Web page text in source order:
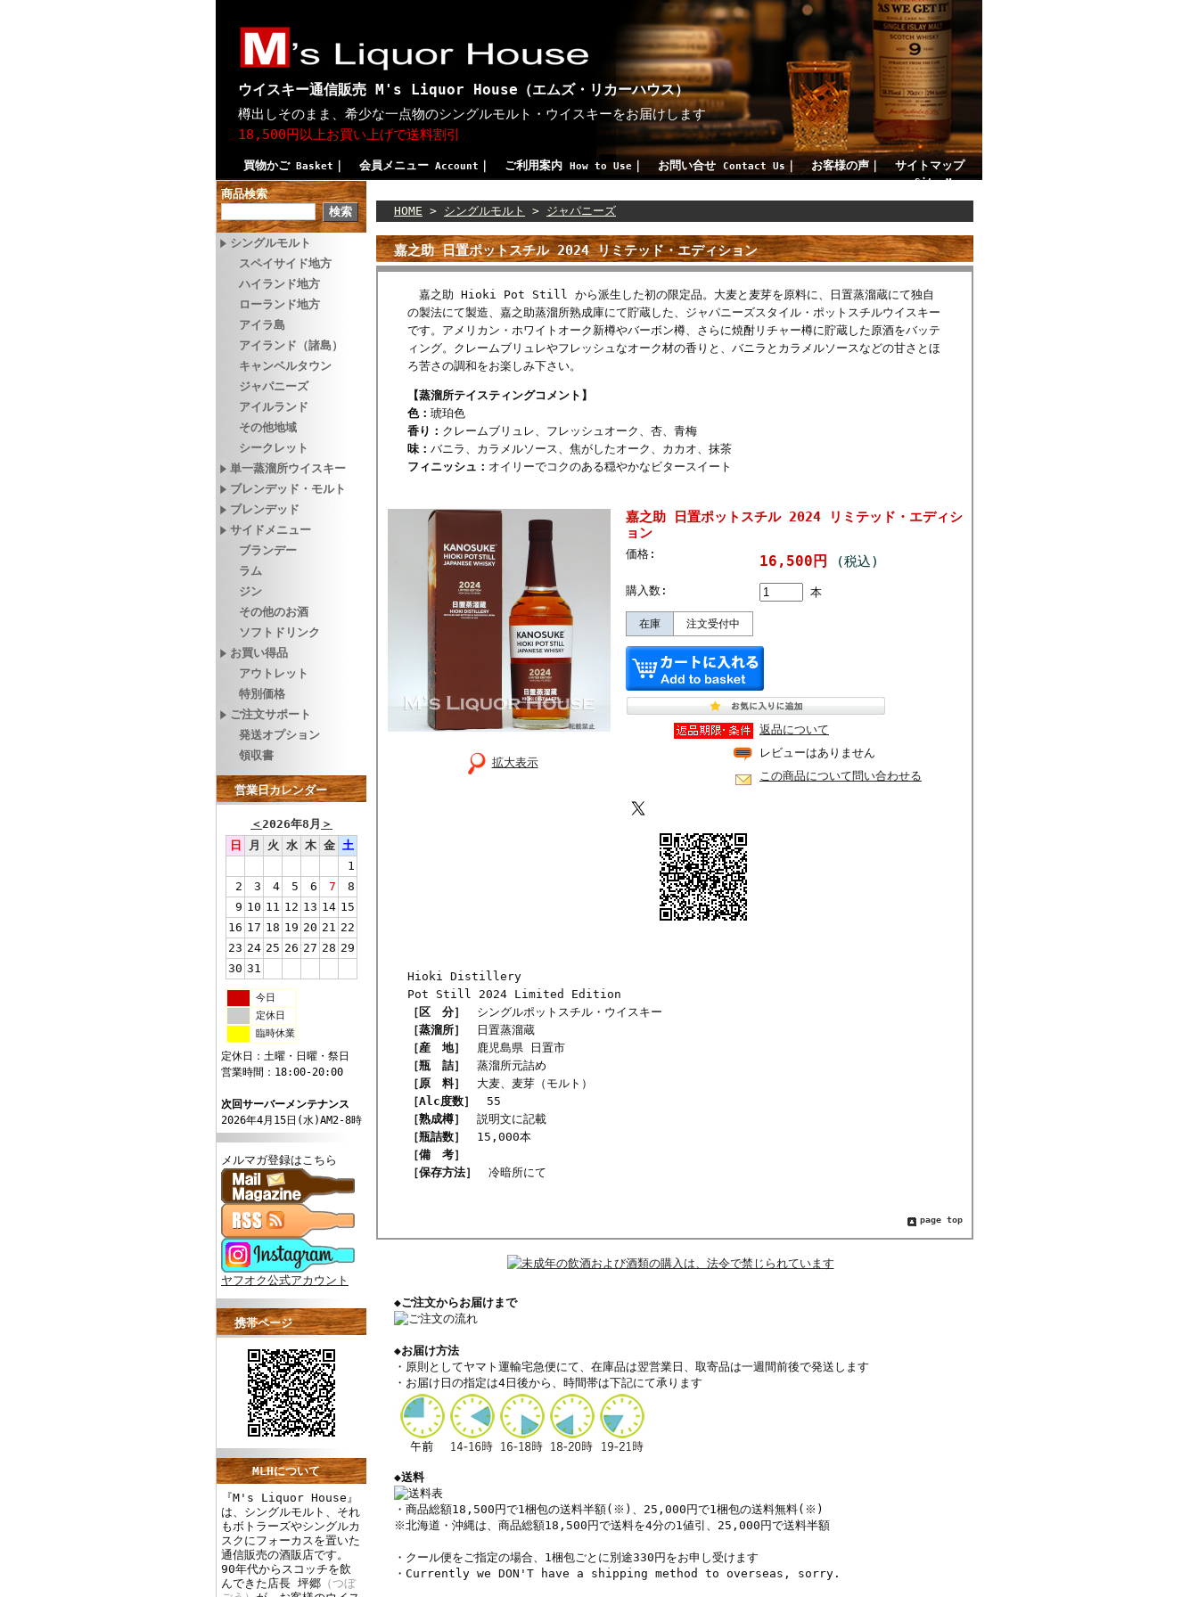
ウイスキー通信販売 M's Liquor House（エムズ・リカーハウス）
樽出しそのまま、希少な一点物のシングルモルト・ウイスキーをお届けします
18,500円以上お買い上げで送料割引
買物かごBasket 会員メニュー Account ご利用案内 How to Use お問い合せ Contact Us｜ お客様の声｜ サイトマップ
Site Map
商品検索
シングルモルト
スペイサイド地方
ハイランド地方
ローランド地方
アイラ島
アイランド（諸島）
キャンベルタウン
ジャパニーズ
アイルランド
その他地域
シークレット
単一蒸溜所ウイスキー
ブレンデッド・モルト
ブレンデッド
サイドメニュー
ブランデー
ラム
ジン
その他のお酒
ソフトドリンク
お買い得品
アウトレット
特別価格
ご注文サポート
発送オプション
領収書
営業日カレンダー
＜2026年8月 ＞
日
月 火 水 木 金 土
1
2
3 4 5 6 7
8
9 10 11 12 13 14 15
16 17 18 19 20 21 22
23 24 25 26 27 28 29
30 31
今日
定休日
臨時休業
定休日：土曜・日曜・祭日
営業時間：18:00-20:00
次回サーバーメンテナンス
2026年4月15日(水)AM2-8時
メルマガ登録はこちら
ヤフオク公式アカウント
携帯ページ
MLHについて
『M's Liquor House』
は、シングルモルト、それ
もボトラーズやシングルカ
スクにフォーカスを置いた
通信販売の酒販店です。
90年代からスコッチを飲
んできた店長 坪郷 （つぼ
HOME > シングルモルト > ジャパニーズ
嘉之助 日置ポットスチル 2024 リミテッド・エディション
嘉之助 Hioki Pot Still から派生した初の限定品。大麦と麦芽を原料に、日置蒸溜蔵にて独自
の製法にて製造、嘉之助蒸溜所熟成庫にて貯蔵した、ジャパニーズスタイル・ポットスチルウイスキー
です。アメリカン・ホワイトオーク新樽やバーボン樽、さらに焼酎リチャー樽に貯蔵した原酒をバッテ
ィング。クレームブリュレやフレッシュなオーク材の香りと、バニラとカラメルソースなどの甘さとほ
ろ苦さの調和をお楽しみ下さい。
【蒸溜所テイスティングコメント】
色：琥珀色
香り： クレームブリュレ、フレッシュオーク、杏、青梅
味：バニラ、カラメルソース、焦がしたオーク、カカオ、抹茶
フィニッシュ： オイリーでコクのある穏やかなビタースイート
拡大表示
嘉之助 日置ポットスチル 2024 リミテッド・エディシ
ョン
価格: 16,500円 (税込)
購入数: 本
在庫 注文受付中
返品について
レビューはありません
この商品について問い合わせる
Hioki Distillery
Pot Still 2024 Limited Edition
［区 分］ シングルポットスチル・ウイスキー
［蒸溜所］
日置蒸溜蔵
［産 地］ 鹿児島県 日置市
［瓶 詰］蒸溜所元詰め
［原 料］ 大麦、麦芽（モルト）
［Alc度数］ 55
［熟成樽］説明文に記載
［瓶詰数］ 15,000本
［備 考］
［保存方法］冷暗所にて
page top
◆ご注文からお届けまで
◆お届け方法
・原則としてヤマト運輸宅急便にて、 在庫品は翌営業日、取寄品は一週間前後で発送します
・ お届け日の指定は4日後から、時間帯は下記にて承ります
◆送料
・商品総額18,500円で1梱包の送料半額( ※ )、25,000円で1梱包の送料無料( ※ )
※北海道・沖縄は、 商品総額18,500円で送料を4分の1値引、 25,000円で送料半額
・クール便をご指定の場合、1梱包ごとに別途330円をお申し受けます
・Currently we DON'T have a shipping method to overseas, sorry.